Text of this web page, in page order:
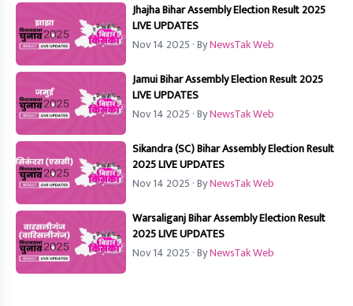
Jhajha Bihar Assembly Election Result 2025
LIVE UPDATES
Nov 14 2025 · ByNewsTak Web
Jamui Bihar Assembly Election Result 2025
LIVE UPDATES
Nov 14 2025 · ByNewsTak Web
Sikandra (SC) Bihar Assembly Election Result
2025 LIVE UPDATES
Nov 14 2025 · ByNewsTak Web
Warsaliganj Bihar Assembly Election Result
2025 LIVE UPDATES
Nov 14 2025 · ByNewsTak Web